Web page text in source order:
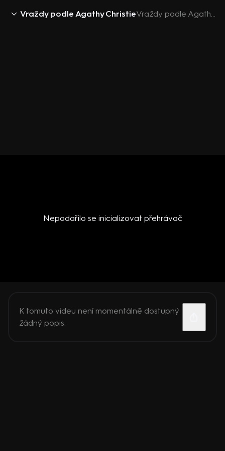
Vraždy podle Agathy Christie Vraždy podle Agathy Christie: Viděla jsem vraždu (5) - upoutávka
Nepodařilo se inicializovat přehrávač
K tomuto videu není momentálně dostupný
žádný popis.